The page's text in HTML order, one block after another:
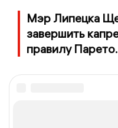
Мэр Липецка
завершить
правилу